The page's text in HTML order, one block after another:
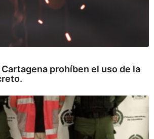
prohíben el uso de la